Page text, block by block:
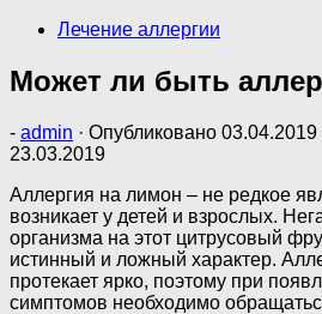
Лечение аллергии
Может ли быть
- admin · Опубликовано 03.04.2019
23.03.2019
Аллергия на лимон – не редкое
возникает у детей и взрослых.
организма на этот цитрусовый
истинный и ложный характер.
протекает ярко, поэтому при
симптомов необходимо